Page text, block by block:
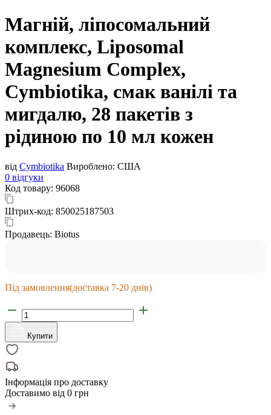
Магній, ліпосомальний
комплекс, Liposomal
Magnesium Complex,
Cymbiotika, смак ванілі та
мигдалю, 28 пакетів з
рідиною по 10 мл кожен
від Cymbiotika Вироблено: США
0 відгуки
Код товару: 96068
Штрих-код: 850025187503
Продавець: Biotus
Під замовлення(доставка 7-20 днів)
Купити
Інформація про доставку
Доставимо від 0 грн